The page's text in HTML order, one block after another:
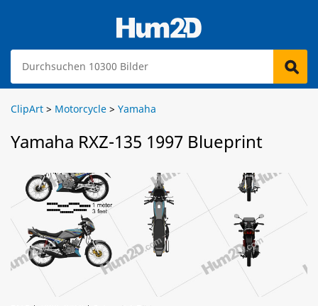
ClipArt > Motorcycle > Yamaha
Yamaha RXZ-135 1997 Blueprint